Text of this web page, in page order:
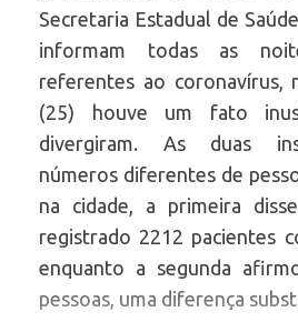
Secretaria Estadual de
informam todas as
referentes ao coronavírus,
(25) houve um fato
divergiram. As duas
números diferentes de
na cidade, a primeira
registrado 2212 pacientes
enquanto a segunda
pessoas, uma diferença